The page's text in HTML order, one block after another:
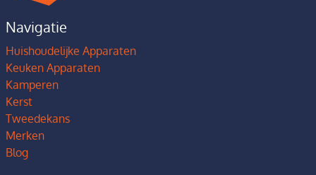
Navigatie
Huishoudelijke Apparaten
Keuken Apparaten
Kamperen
Kerst
Tweedekans
Merken
Blog